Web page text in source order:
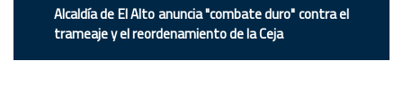
Alcaldía de El Alto anuncia "combate duro" contra el
trameaje y el reordenamiento de la Ceja